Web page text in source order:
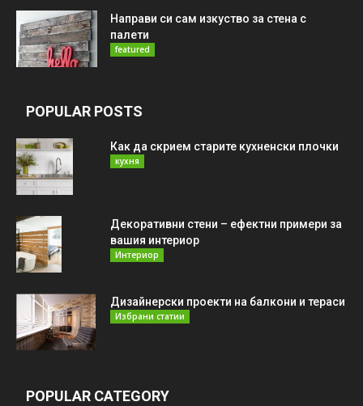
Направи си сам изкуство за стена с
палети
featured
POPULAR POSTS
Как да скрием старите кухненски плочки
кухня
Декоративни стени – ефектни примери за
вашия интериор
Интериор
Дизайнерски проекти на балкони и тераси
Избрани статии
POPULAR CATEGORY